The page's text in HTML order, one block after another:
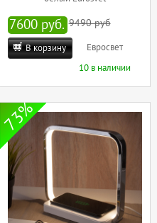
7600 руб. 9490 руб
В корзину
Евросвет
10 в наличии
73%